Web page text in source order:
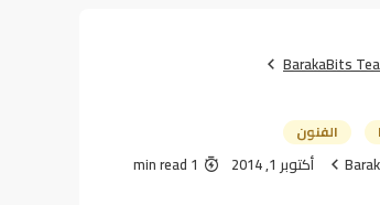
BarakaBits
الفنون
أكتوبر 1, 2014 1 min read